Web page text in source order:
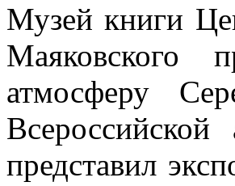
Музей книги
Маяковского
атмосферу
представил